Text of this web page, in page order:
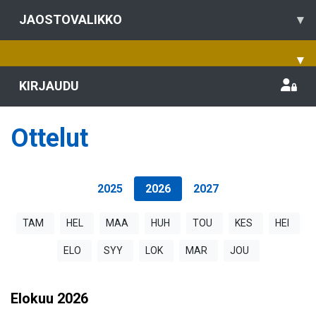
JAOSTOVALIKKO ▾
▾
KIRJAUDU
Ottelut
2025 2026 2027
TAM HEL MAA HUH TOU KES HEI
ELO SYY LOK MAR JOU
Elokuu 2026